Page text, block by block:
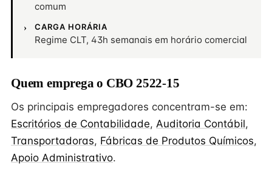
comum
CARGA HORÁRIA
Regime CLT, 43h semanais em horário comercial
Quem emprega o CBO 2522-15
Os principais empregadores concentram-se em:
Escritórios de Contabilidade, Auditoria Contábil,
Transportadoras, Fábricas de Produtos Químicos,
Apoio Administrativo.